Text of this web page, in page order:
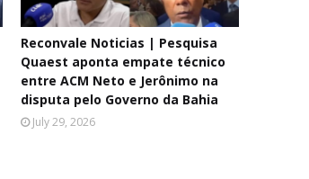
Reconvale Noticias | Pesquisa
Quaest aponta empate técnico
entre ACM Neto e Jerônimo na
disputa pelo Governo da Bahia
July 29, 2026